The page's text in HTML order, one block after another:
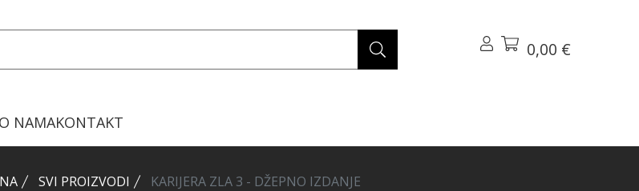
0,00 €
O NAMAKONTAKT
SVI PROIZVODI KARIJERA ZLA 3 - DŽEPNO IZDANJE